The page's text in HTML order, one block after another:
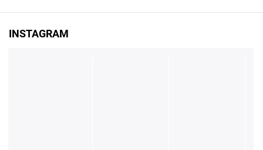
INSTAGRAM